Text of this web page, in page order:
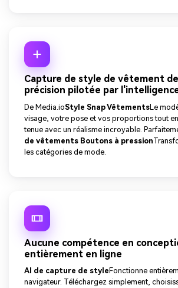
Capture de style de vêtement
précision pilotée par
De Media.ioStyle Snap Vêtements Le
visage, votre pose et vos proportions tout
tenue avec un réalisme incroyable.
de vêtements Boutons à pression
les catégories de mode.
Aucune compétence en
entièrement en ligne
AI de capture de style Fonctionne
navigateur. Téléchargez simplement,